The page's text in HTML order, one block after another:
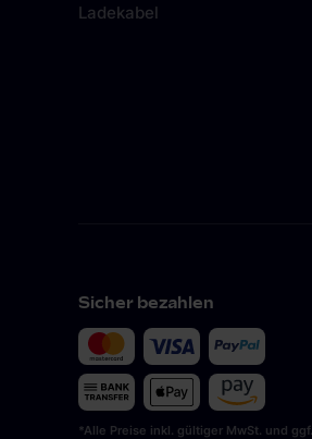
Ladekabel
Sicher bezahlen
*Alle Preise inkl. gültiger MwSt. und ggf.